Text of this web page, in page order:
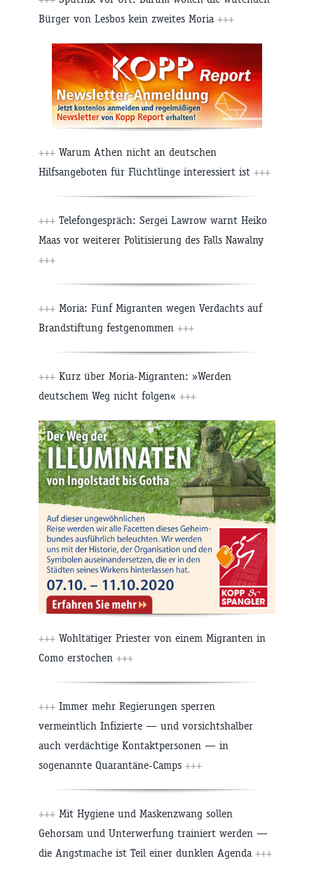
Bürger von Lesbos kein zweites Moria +++
+++ Warum Athen nicht an deutschen
Hilfsangeboten für Flüchtlinge interessiert ist +++
+++ Telefongespräch: Sergei Lawrow warnt Heiko
Maas vor weiterer Politisierung des Falls Nawalny
+++
+++ Moria: Fünf Migranten wegen Verdachts auf
Brandstiftung festgenommen +++
+++ Kurz über Moria-Migranten: »Werden
deutschem Weg nicht folgen« +++
+++ Wohltätiger Priester von einem Migranten in
Como erstochen +++
+++ Immer mehr Regierungen sperren
vermeintlich Infizierte — und vorsichtshalber
auch verdächtige Kontaktpersonen — in
sogenannte Quarantäne-Camps +++
+++ Mit Hygiene und Maskenzwang sollen
Gehorsam und Unterwerfung trainiert werden —
die Angstmache ist Teil einer dunklen Agenda +++